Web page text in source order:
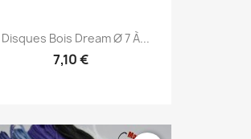
Bois Dream Ø 7 À...
7,10 €